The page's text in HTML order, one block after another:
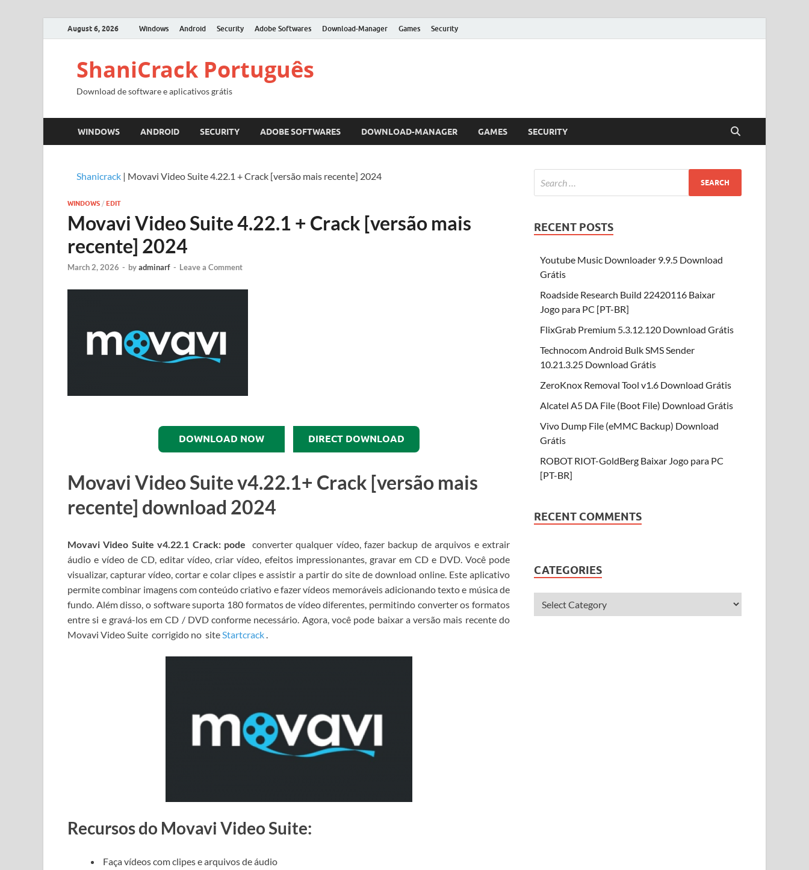
August 6, 2026 Windows Android Security Adobe Softwares Download-Manager Games Security
ShaniCrack Português
Download de software e aplicativos grátis
WINDOWS ANDROID SECURITY ADOBE SOFTWARES DOWNLOAD-MANAGER GAMES SECURITY
Shanicrack | Movavi Video Suite 4.22.1 + Crack [versão mais recente] 2024
WINDOWS / EDIT
Movavi Video Suite 4.22.1 + Crack [versão mais
recente] 2024
March 2, 2026 - byadminarf - Leave a Comment
DOWNLOAD NOW DIRECT DOWNLOAD
Movavi Video Suitev4.22.1+ Crack [versão mais
recente] download 2024
Movavi Video Suitev4.22.1 Crack: pode converter qualquer vídeo, fazer backup de arquivos e extrair
áudio e vídeo de CD, editar vídeo, criar vídeo, efeitos impressionantes, gravar em CD e DVD. Você pode
visualizar, capturar vídeo, cortar e colar clipes e assistir a partir do site de download online. Este aplicativo
permite combinar imagens com conteúdo criativo e fazer vídeos memoráveis ​​adicionando texto e música de
fundo. Além disso, o software suporta 180 formatos de vídeo diferentes, permitindo converter os formatos
entre si e gravá-los em CD / DVD conforme necessário. Agora, você pode baixar a versão mais recente do
Movavi Video Suite corrigido no siteStartcrack.
Recursos do Movavi Video Suite:
Faça vídeos com clipes e arquivos de áudio
RECENT POSTS
Youtube Music Downloader 9.9.5 Download
Grátis
Roadside Research Build 22420116 Baixar
Jogo para PC [PT-BR]
FlixGrab Premium 5.3.12.120 Download Grátis
Technocom Android Bulk SMS Sender
10.21.3.25 Download Grátis
ZeroKnox Removal Tool v1.6 Download Grátis
Alcatel A5 DA File (Boot File) Download Grátis
Vivo Dump File (eMMC Backup) Download
Grátis
ROBOT RIOT-GoldBerg Baixar Jogo para PC
[PT-BR]
RECENT COMMENTS
CATEGORIES